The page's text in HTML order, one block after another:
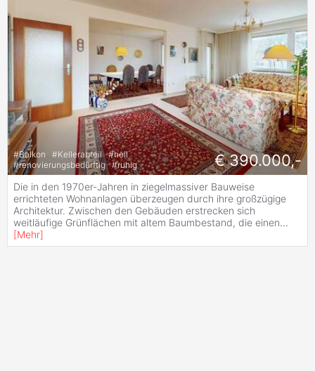
#Balkon #Kellerabteil #hell
#renovierungsbedürftig #ruhig € 390.000,-
Die in den 1970er-Jahren in ziegelmassiver Bauweise
errichteten Wohnanlagen überzeugen durch ihre großzügige
Architektur. Zwischen den Gebäuden erstrecken sich
weitläufige Grünflächen mit altem Baumbestand, die einen...
[Mehr]